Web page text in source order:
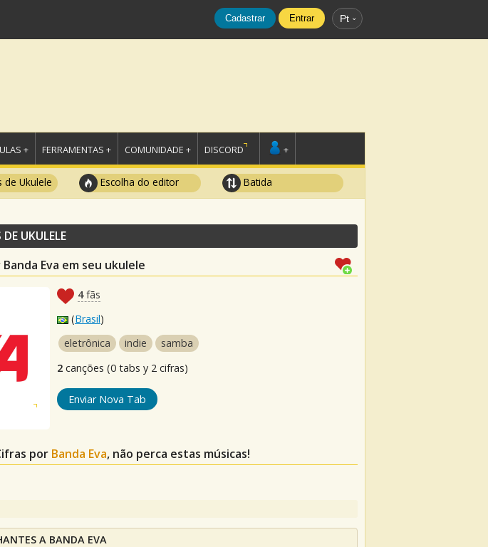
Cadastrar Entrar Pt
+ FERRAMENTAS + COMUNIDADE + DISCORD +
Ukulele Escolha do editor Batida
UKULELE
Eva em seu ukulele
4fãs
(Brasil)
eletrônica
indie
samba
2 canções (0 tabs y 2 cifras)
Enviar Nova Tab
por Banda Eva, não perca estas músicas!
A BANDA EVA